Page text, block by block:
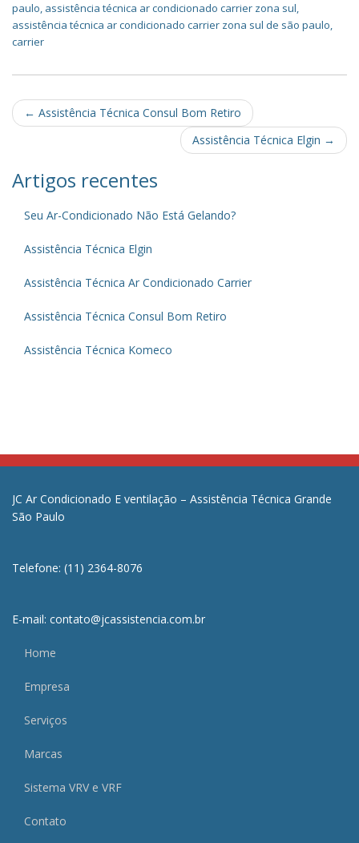
paulo, assistência técnica ar condicionado carrier zona sul,
assistência técnica ar condicionado carrier zona sul de são paulo,
carrier
Post
← Assistência Técnica Consul Bom Retiro
Assistência Técnica Elgin →
Artigos recentes
Seu Ar-Condicionado Não Está Gelando?
Assistência Técnica Elgin
Assistência Técnica Ar Condicionado Carrier
Assistência Técnica Consul Bom Retiro
Assistência Técnica Komeco
JC Ar Condicionado E ventilação – Assistência Técnica Grande
São Paulo
Telefone: (11) 2364-8076
E-mail: contato@jcassistencia.com.br
Home
Empresa
Serviços
Marcas
Sistema VRV e VRF
Contato